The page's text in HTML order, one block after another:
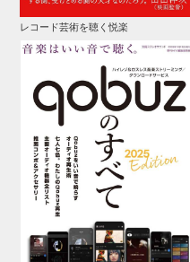
レコード芸術を聴く悦楽